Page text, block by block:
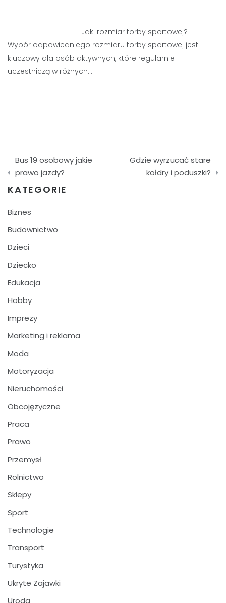
Jaki rozmiar torby sportowej?
Wybór odpowiedniego rozmiaru torby sportowej jest
kluczowy dla osób aktywnych, które regularnie
uczestniczą w różnych…
Nawigacja
wpisu
Bus 19 osobowy jakie
prawo jazdy?
Gdzie wyrzucać stare
kołdry i poduszki?
KATEGORIE
Biznes
Budownictwo
Dzieci
Dziecko
Edukacja
Hobby
Imprezy
Marketing i reklama
Moda
Motoryzacja
Nieruchomości
Obcojęzyczne
Praca
Prawo
Przemysł
Rolnictwo
Sklepy
Sport
Technologie
Transport
Turystyka
Ukryte Zajawki
Uroda